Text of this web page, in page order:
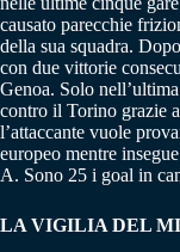
causato parecchie
della sua squadra.
con due vittorie
Genoa. Solo
contro il Torino grazie
l’attaccante vuole
europeo mentre
A. Sono 25 i goal in
LA VIGILIA DEL